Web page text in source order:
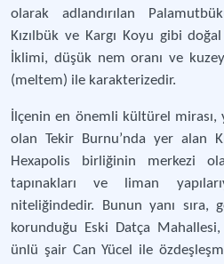
olarak adlandırılan
Kızılbük ve Kargı Koyu gibi
İklimi, düşük nem oranı ve
(meltem) ile karakterizedir.
İlçenin en önemli kültürel mirası,
olan Tekir Burnu’nda yer alan
Hexapolis birliğinin merkezi
tapınakları ve liman
niteliğindedir. Bunun yanı sıra,
korunduğu Eski Datça
ünlü şair Can Yücel ile